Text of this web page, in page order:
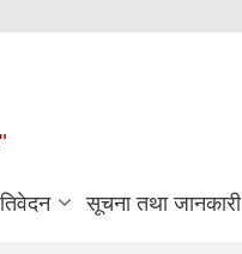
सूचना तथा जानकारी